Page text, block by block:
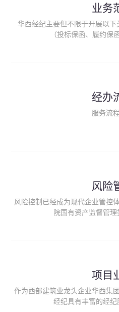
业务
华西经纪主要但不限于开展以
（投标保函、履约保
险、政府公共安全责任保险/自然
人责任险、首台套/首版次保险、
险产品；（六）保险招投标业务
供专业、优质的
经办
服务流
风险
风险控制已经成为现代企业管控
院国有资产监督管理
能够为客户降低风险管理成本，
从风险评估、风险分析、风险防
等全方位、全过程、专家式的服
项目
作为西部建筑业龙头企业华西集
经纪具有丰富的经纪